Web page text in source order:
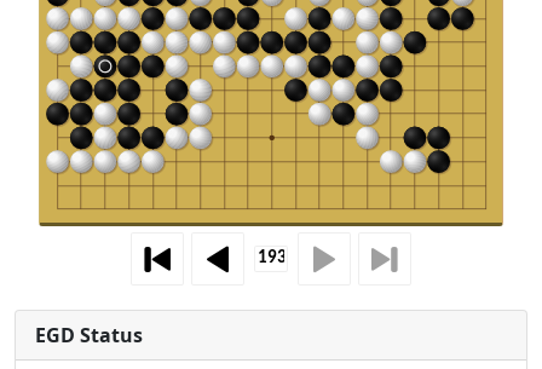
EGD Status